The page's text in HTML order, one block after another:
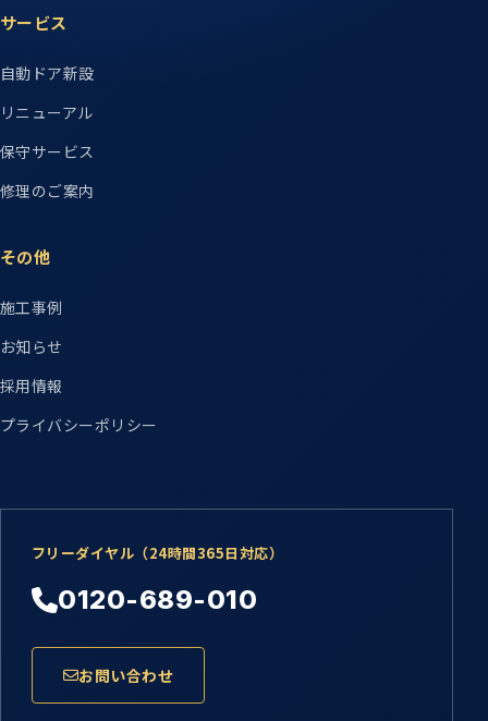
サービス
自動ドア新設
リニューアル
保守サービス
修理のご案内
その他
施工事例
お知らせ
採用情報
プライバシーポリシー
フリーダイヤル（24時間365日対応）
0120-689-010
お問い合わせ